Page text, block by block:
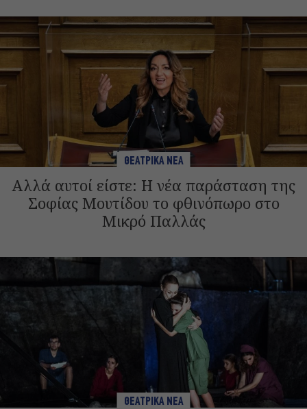
ΘΕΑΤΡΙΚΑ ΝΕΑ
Αλλά αυτοί είστε: Η νέα παράσταση της
Σοφίας Μουτίδου το φθινόπωρο στο
Μικρό Παλλάς
ΘΕΑΤΡΙΚΑ ΝΕΑ